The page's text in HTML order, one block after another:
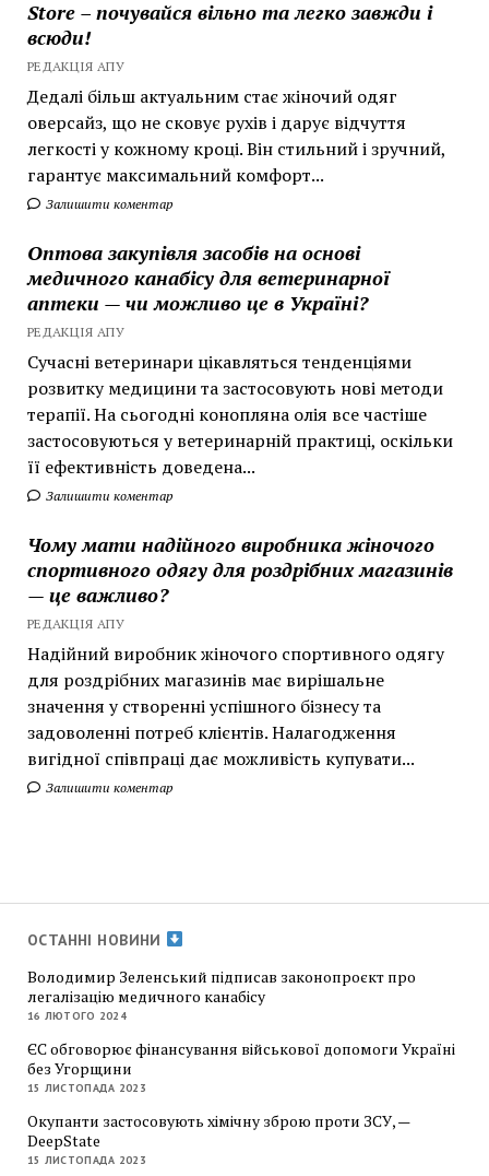
Store – почувайся вільно та легко завжди і
всюди!
РЕДАКЦІЯ АПУ
Дедалі більш актуальним стає жіночий одяг
оверсайз, що не сковує рухів і дарує відчуття
легкості у кожному кроці. Він стильний і зручний,
гарантує максимальний комфорт...
Залишити коментар
Оптова закупівля засобів на основі
медичного канабісу для ветеринарної
аптеки — чи можливо це в Україні?
РЕДАКЦІЯ АПУ
Сучасні ветеринари цікавляться тенденціями
розвитку медицини та застосовують нові методи
терапії. На сьогодні конопляна олія все частіше
застосовуються у ветеринарній практиці, оскільки
її ефективність доведена...
Залишити коментар
Чому мати надійного виробника жіночого
спортивного одягу для роздрібних магазинів
— це важливо?
РЕДАКЦІЯ АПУ
Надійний виробник жіночого спортивного одягу
для роздрібних магазинів має вирішальне
значення у створенні успішного бізнесу та
задоволенні потреб клієнтів. Налагодження
вигідної співпраці дає можливість купувати...
Залишити коментар
ОСТАННІ НОВИНИ
Володимир Зеленський підписав законопроєкт про
легалізацію медичного канабісу
16 ЛЮТОГО 2024
ЄС обговорює фінансування військової допомоги Україні
без Угорщини
15 ЛИСТОПАДА 2023
Окупанти застосовують хімічну зброю проти ЗСУ, —
DeepState
15 ЛИСТОПАДА 2023